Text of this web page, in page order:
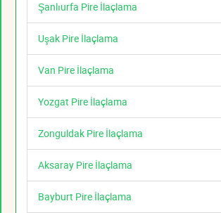
Şanlıurfa Pire İlaçlama
Uşak Pire İlaçlama
Van Pire İlaçlama
Yozgat Pire İlaçlama
Zonguldak Pire İlaçlama
Aksaray Pire İlaçlama
Bayburt Pire İlaçlama